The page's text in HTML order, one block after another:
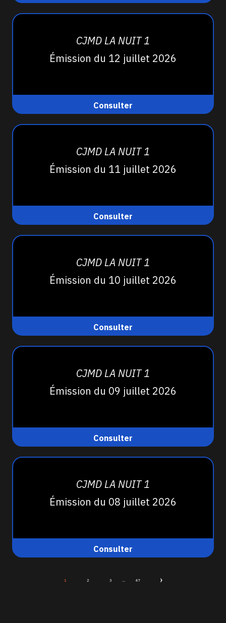
CJMD LA NUIT 1
Émission du 12 juillet 2026
Consulter
CJMD LA NUIT 1
Émission du 11 juillet 2026
Consulter
CJMD LA NUIT 1
Émission du 10 juillet 2026
Consulter
CJMD LA NUIT 1
Émission du 09 juillet 2026
Consulter
CJMD LA NUIT 1
Émission du 08 juillet 2026
Consulter
1 2 3 ... 47